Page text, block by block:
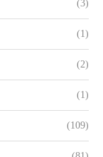
(3)
(1)
(2)
(1)
(109)